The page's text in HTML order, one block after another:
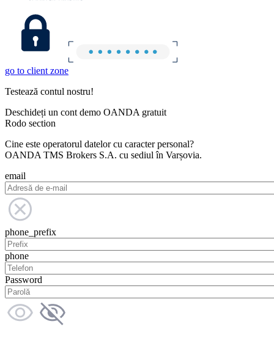
go to client zone
Testează contul nostru!
Deschideți un cont demo OANDA gratuit
Rodo section
Cine este operatorul datelor cu caracter personal?
OANDA TMS Brokers S.A. cu sediul în Varșovia.
email
phone_prefix
phone
Password